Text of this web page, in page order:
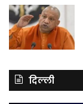
दिल्ली